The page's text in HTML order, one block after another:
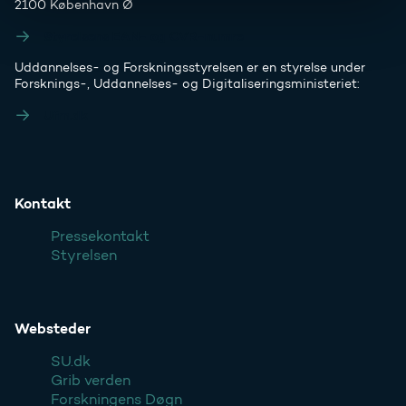
2100 København Ø
Uddannelses- og Forskningsstyrelsen er en styrelse under
Forsknings-, Uddannelses- og Digitaliseringsministeriet:
Kontakt
Pressekontakt
Styrelsen
Websteder
SU.dk
Grib verden
Forskningens Døgn